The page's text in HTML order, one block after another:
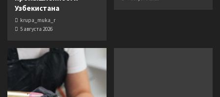
Узбекистана
krupa_muka_r
5 августа 2026